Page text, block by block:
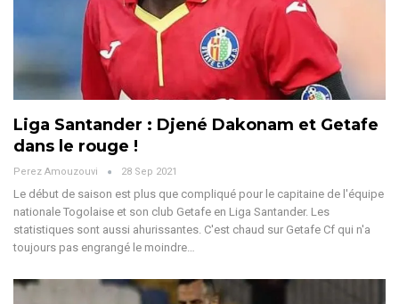
Liga Santander : Djené Dakonam et Getafe
dans le rouge !
Perez Amouzouvi 28 Sep 2021
Le début de saison est plus que compliqué pour le capitaine de l'équipe
nationale Togolaise et son club Getafe en Liga Santander. Les
statistiques sont aussi ahurissantes. C'est chaud sur Getafe Cf qui n'a
toujours pas engrangé le moindre…